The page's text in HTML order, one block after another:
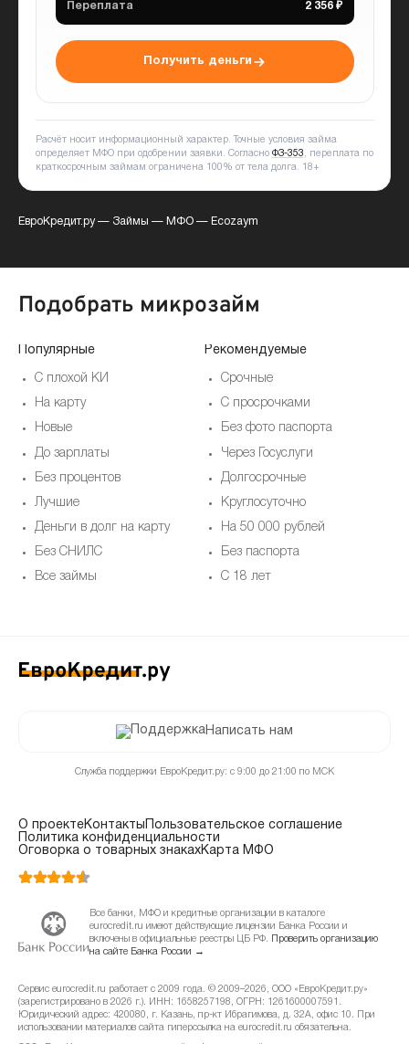
Переплата 2 356 ₽
Получить деньги
Расчёт носит информационный характер. Точные условия займа
определяет МФО при одобрении заявки. Согласно ФЗ-353 , переплата по
краткосрочным займам ограничена 100% от тела долга.
18+
ЕвроКредит.ру— Займы — МФО — Ecozaym
Подобрать микрозайм
Популярные
С плохой КИ
На карту
Новые
До зарплаты
Без процентов
Лучшие
Деньги в долг на карту
Без СНИЛС
Все займы
Рекомендуемые
Срочные
С просрочками
Без фото паспорта
Через Госуслуги
Долгосрочные
Круглосуточно
На 50 000 рублей
Без паспорта
С 18 лет
Написать нам
Служба поддержки ЕвроКредит.ру: с 9:00 до 21:00 по МСК
О проектеКонтакты
Пользовательское соглашение
Политика конфиденциальности
Оговорка о товарных знакахКарта МФО
Все банки, МФО и кредитные организации в каталоге
eurocredit.ru имеют действующие лицензии Банка России и
включены в официальные реестры ЦБ РФ.
Проверить организацию
на сайте Банка России →
Сервис eurocredit.ru работает с 2009 года. © 2009–2026, ООО «ЕвроКредит.ру»
(зарегистрировано в 2026 г.). ИНН: 1658257198, ОГРН: 1261600007591.
Юридический адрес: 420080, г. Казань, пр-кт Ибрагимова, д. 32А, офис 10. При
использовании материалов сайта гиперссылка на eurocredit.ru обязательна.